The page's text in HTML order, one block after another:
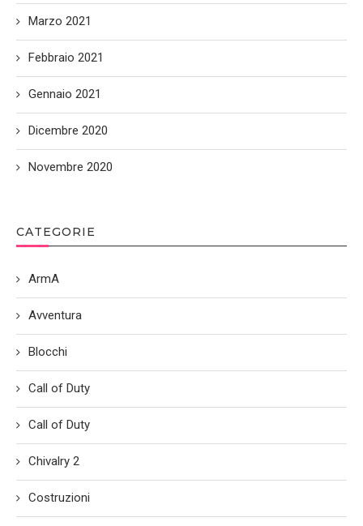
Marzo 2021
Febbraio 2021
Gennaio 2021
Dicembre 2020
Novembre 2020
CATEGORIE
ArmA
Avventura
Blocchi
Call of Duty
Call of Duty
Chivalry 2
Costruzioni